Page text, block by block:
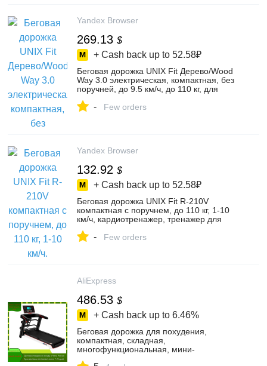
Yandex Browser
269.13 $
+ Cash back up to 52.58₽
Беговая дорожка UNIX Fit Дерево/Wood
Way 3.0 электрическая, компактная, без
поручней, до 9.5 км/ч, до 110 кг, для
интернет-магазине ЮНИКС-ГРУПП на
- Few orders
Yandex Browser
132.92 $
+ Cash back up to 52.58₽
Беговая дорожка UNIX Fit R-210V
компактная с поручнем, до 110 кг, 1-10
км/ч, кардиотренажер, тренажер для
магазине ЮНИКС-ФИТНЕС на Яндекс
- Few orders
AliExpress
486.53 $
+ Cash back up to 6.46%
Беговая дорожка для похудения,
компактная, складная,
многофункциональная, мини-